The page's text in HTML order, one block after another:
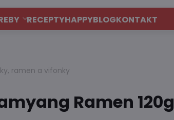
RECEPTYHAPPYBLOGKONTAKT
ramen a vifonky
Ramen 120g